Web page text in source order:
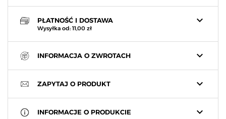
keyboard_arrow_down
PŁATNOŚĆ I DOSTAWA
Wysyłka od: 11,00 zł
keyboard_arrow_down
INFORMACJA O ZWROTACH
keyboard_arrow_down
ZAPYTAJ O PRODUKT
keyboard_arrow_down
INFORMACJE O PRODUKCIE